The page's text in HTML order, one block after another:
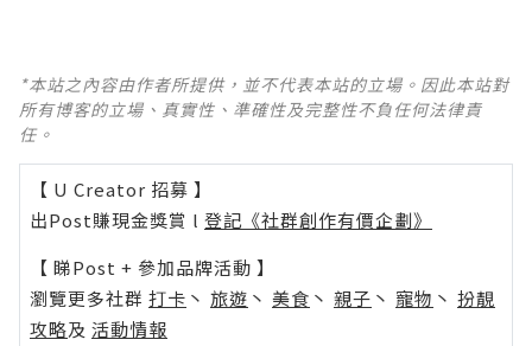
*本站之內容由作者所提供，並不代表本站的立場。因此本站對
所有博客的立場、真實性、準確性及完整性不負任何法律責
任。
【 U Creator 招募 】
出Post賺現金獎賞 l 登記《社群創作有價企劃》
【 睇Post + 參加品牌活動 】
瀏覽更多社群 打卡 丶 旅遊 丶 美食 丶 親子 丶 寵物 丶 扮靚
攻略及 活動情報